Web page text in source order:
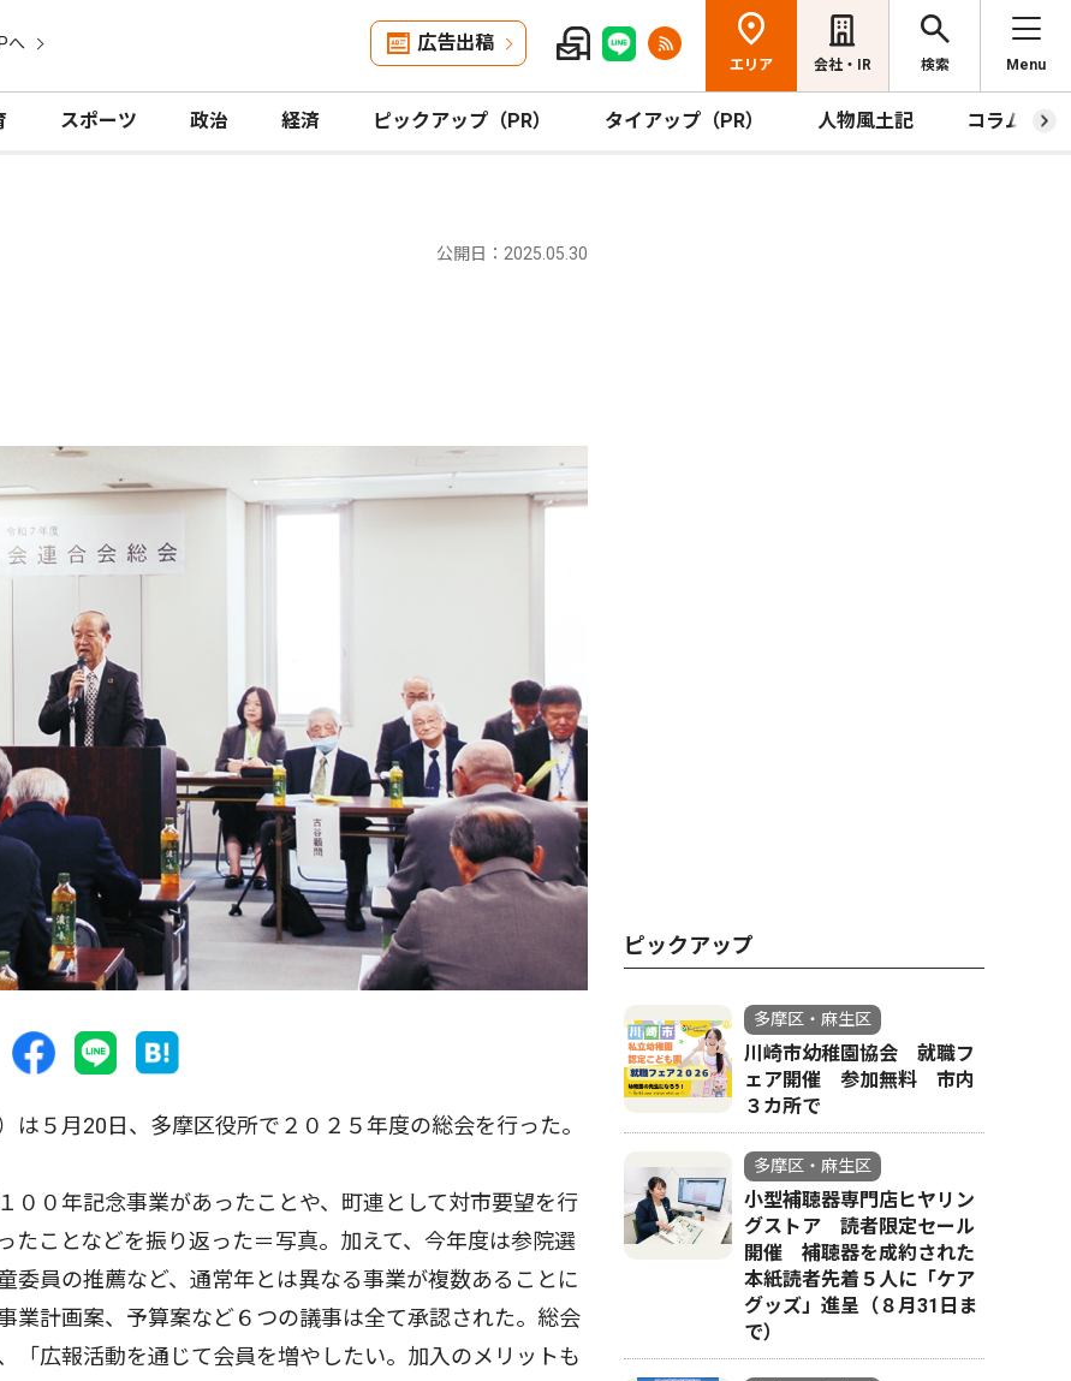
へ 広告出稿
エリア 会社・IR 検索 Menu
スポーツ 政治 経済 ピックアップ（PR） タイアップ（PR） 人物風土記 コラム
公開日：2025.05.30
５月20日、多摩区役所で２０２５年度の総会を行った。
０年記念事業があったことや、町連として対市要望を行
たことなどを振り返った＝写真。加えて、今年度は参院選
委員の推薦など、通常年とは異なる事業が複数あることに
業計画案、予算案など６つの議事は全て承認された。総会
「広報活動を通じて会員を増やしたい。加入のメリットも
ピックアップ
多摩区・麻生区
川崎市幼稚園協会 就職フ
ェア開催 参加無料 市内
３カ所で
多摩区・麻生区
小型補聴器専門店ヒヤリン
グストア 読者限定セール
開催 補聴器を成約された
本紙読者先着５人に「ケア
グッズ」進呈（８月31日ま
で）